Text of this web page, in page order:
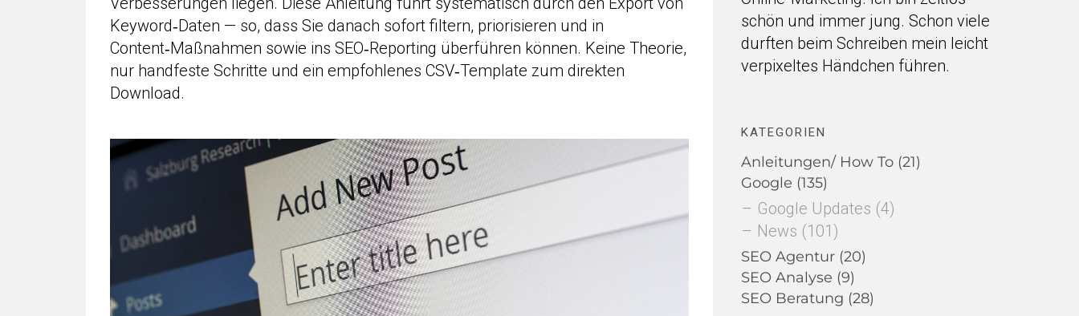
Keyword‑Daten — so, dass Sie danach sofort filtern, priorisieren und in
Content‑Maßnahmen sowie ins SEO‑Reporting überführen können. Keine Theorie,
nur handfeste Schritte und ein empfohlenes CSV‑Template zum direkten
Download.
schön und immer jung. Schon viele
durften beim Schreiben mein leicht
verpixeltes Händchen führen.
KATEGORIEN
Anleitungen/ How To(21)
Google (135)
Google Updates (4)
News (101)
SEO Agentur(20)
SEO Analyse (9)
SEO Beratung (28)